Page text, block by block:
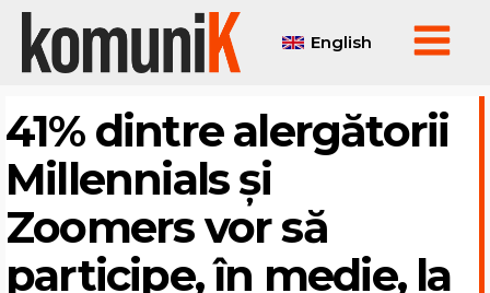
English
41% dintre alergătorii
Millennials și
Zoomers vor să
participe, în medie, la